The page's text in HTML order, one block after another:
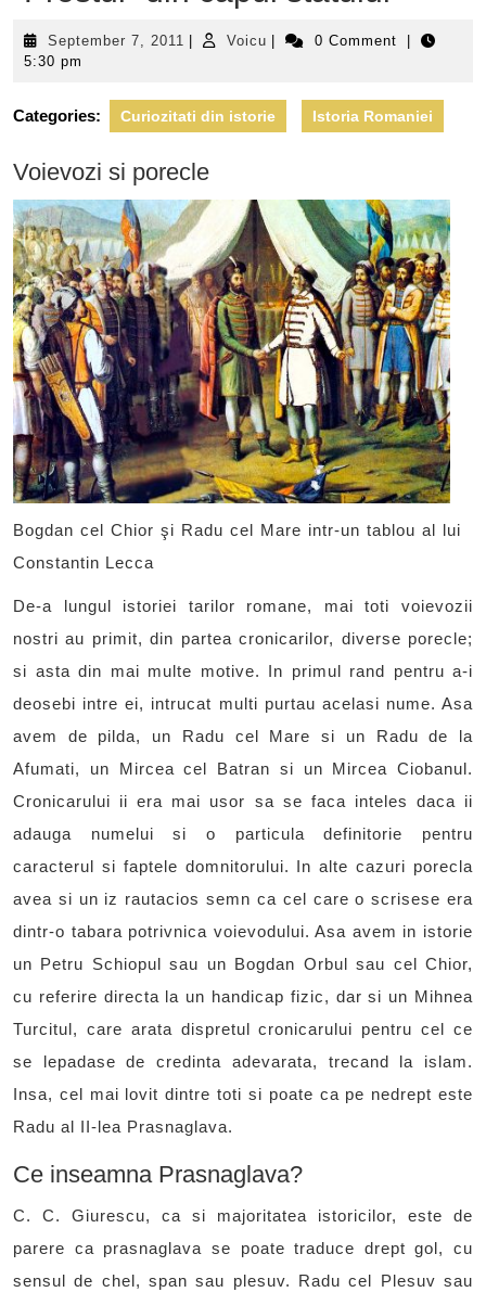
September 7, 2011 September
Voicu Voicu 0 Comment
5:30 pm
Categories: Curiozitati din istorie Istoria Romaniei
Voievozi si porecle
Bogdan cel Chior şi Radu cel Mare intr-un tablou al lui
Constantin Lecca
De-a lungul istoriei tarilor romane, mai toti voievozii
nostri au primit, din partea cronicarilor, diverse porecle;
si asta din mai multe motive. In primul rand pentru a-i
deosebi intre ei, intrucat multi purtau acelasi nume. Asa
avem de pilda, un Radu cel Mare si un Radu de la
Afumati, un Mircea cel Batran si un Mircea Ciobanul.
Cronicarului ii era mai usor sa se faca inteles daca ii
adauga numelui si o particula definitorie pentru
caracterul si faptele domnitorului. In alte cazuri porecla
avea si un iz rautacios semn ca cel care o scrisese era
dintr-o tabara potrivnica voievodului. Asa avem in istorie
un Petru Schiopul sau un Bogdan Orbul sau cel Chior,
cu referire directa la un handicap fizic, dar si un Mihnea
Turcitul, care arata dispretul cronicarului pentru cel ce
se lepadase de credinta adevarata, trecand la islam.
Insa, cel mai lovit dintre toti si poate ca pe nedrept este
Radu al II-lea Prasnaglava.
Ce inseamna Prasnaglava?
C. C. Giurescu, ca si majoritatea istoricilor, este de
parere ca prasnaglava se poate traduce drept gol, cu
sensul de chel, span sau plesuv. Radu cel Plesuv sau